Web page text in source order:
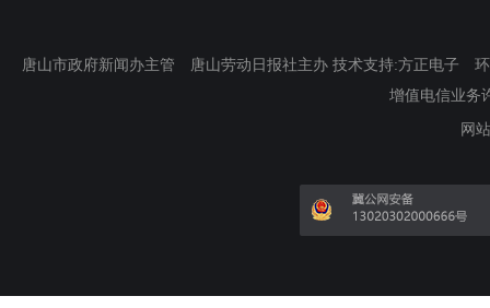
唐山市政府新闻办主管 唐山劳动日报社主办 技术支持:方正电子
增值电信业务
网